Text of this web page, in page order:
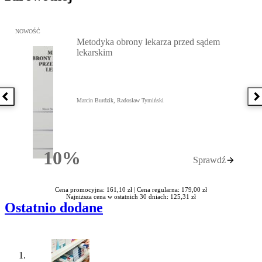
Poprzednia książka
Przejdź do: Metodyka obrony lekarza przed sądem lekarskim,
NOWOŚĆ
10%Rabatu
Metodyka obrony lekarza przed sądem
lekarskim
Marcin Burdzik, Radosław Tymiński
Sprawdź
Cena promocyjna: 161,10 zł | Cena regularna: 179,00 zł
Najniższa cena w ostatnich 30 dniach: 125,31 zł
Ostatnio dodane